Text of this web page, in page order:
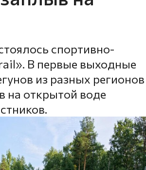
спортивно-
В первые выходные
из разных регионов
на открытой воде